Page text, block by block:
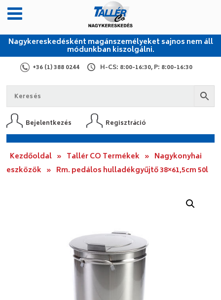
Nagykereskedésként magánszemélyeket sajnos nem áll
módunkban kiszolgálni.
+36 (1) 388 0244 H-CS: 8:00-16:30, P: 8:00-16:30
Bejelentkezés Regisztráció
Kezdőoldal » Tallér CO Termékek » Nagykonyhai
eszközök » Rm. pedálos hulladékgyűjtő 38×61,5cm 50l